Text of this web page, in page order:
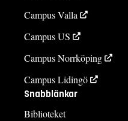
Campus Valla
Campus US
Campus Norrköping
Campus Lidingö
Snabblänkar
Biblioteket